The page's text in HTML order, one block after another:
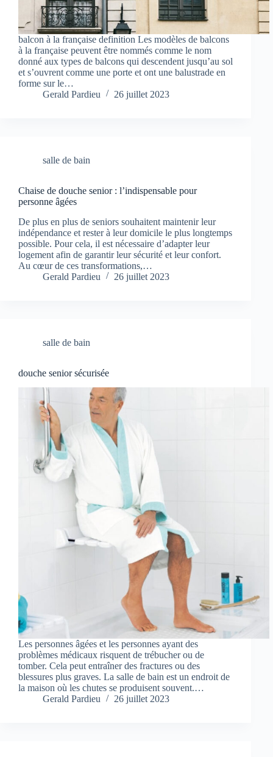
balcon à la française definition Les modèles de balcons
à la française peuvent être nommés comme le nom
donné aux types de balcons qui descendent jusqu’au sol
et s’ouvrent comme une porte et ont une balustrade en
forme sur le…
Gerald Pardieu
26 juillet 2023
salle de bain
Chaise de douche senior : l’indispensable pour
personne âgées
De plus en plus de seniors souhaitent maintenir leur
indépendance et rester à leur domicile le plus longtemps
possible. Pour cela, il est nécessaire d’adapter leur
logement afin de garantir leur sécurité et leur confort.
Au cœur de ces transformations,…
Gerald Pardieu
26 juillet 2023
salle de bain
douche senior sécurisée
Les personnes âgées et les personnes ayant des
problèmes médicaux risquent de trébucher ou de
tomber. Cela peut entraîner des fractures ou des
blessures plus graves. La salle de bain est un endroit de
la maison où les chutes se produisent souvent.…
Gerald Pardieu
26 juillet 2023